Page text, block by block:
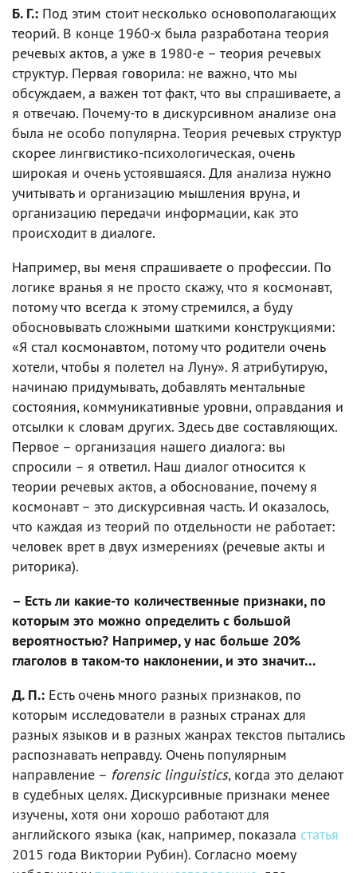
Б. Г.: Под этим стоит несколько основополагающих
теорий. В конце 1960-х была разработана теория
речевых актов, а уже в 1980-е – теория речевых
структур. Первая говорила: не важно, что мы
обсуждаем, а важен тот факт, что вы спрашиваете, а
я отвечаю. Почему-то в дискурсивном анализе она
была не особо популярна. Теория речевых структур
скорее лингвистико-психологическая, очень
широкая и очень устоявшаяся. Для анализа нужно
учитывать и организацию мышления вруна, и
организацию передачи информации, как это
происходит в диалоге.
Например, вы меня спрашиваете о профессии. По
логике вранья я не просто скажу, что я космонавт,
потому что всегда к этому стремился, а буду
обосновывать сложными шаткими конструкциями:
«Я стал космонавтом, потому что родители очень
хотели, чтобы я полетел на Луну». Я атрибутирую,
начинаю придумывать, добавлять ментальные
состояния, коммуникативные уровни, оправдания и
отсылки к словам других. Здесь две составляющих.
Первое – организация нашего диалога: вы
спросили – я ответил. Наш диалог относится к
теории речевых актов, а обоснование, почему я
космонавт – это дискурсивная часть. И оказалось,
что каждая из теорий по отдельности не работает:
человек врет в двух измерениях (речевые акты и
риторика).
– Есть ли какие-то количественные признаки, по
которым это можно определить с большой
вероятностью? Например, у нас больше 20%
глаголов в таком-то наклонении, и это значит…
Д. П.: Есть очень много разных признаков, по
которым исследователи в разных странах для
разных языков и в разных жанрах текстов пытались
распознавать неправду. Очень популярным
направление – forensic linguistics, когда это делают
в судебных целях. Дискурсивные признаки менее
изучены, хотя они хорошо работают для
английского языка (как, например, показала статья
2015 года Виктории Рубин). Согласно моему